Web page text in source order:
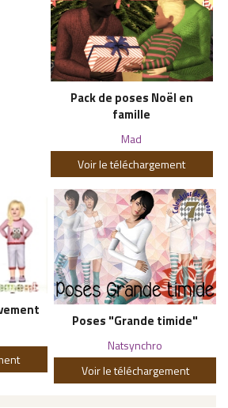
Pack de poses Noël en
famille
Mad
Voir le téléchargement
Poses "Grande timide"
Natsynchro
Voir le téléchargement